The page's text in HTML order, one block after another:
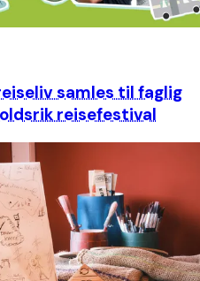
samles til faglig
reisefestival